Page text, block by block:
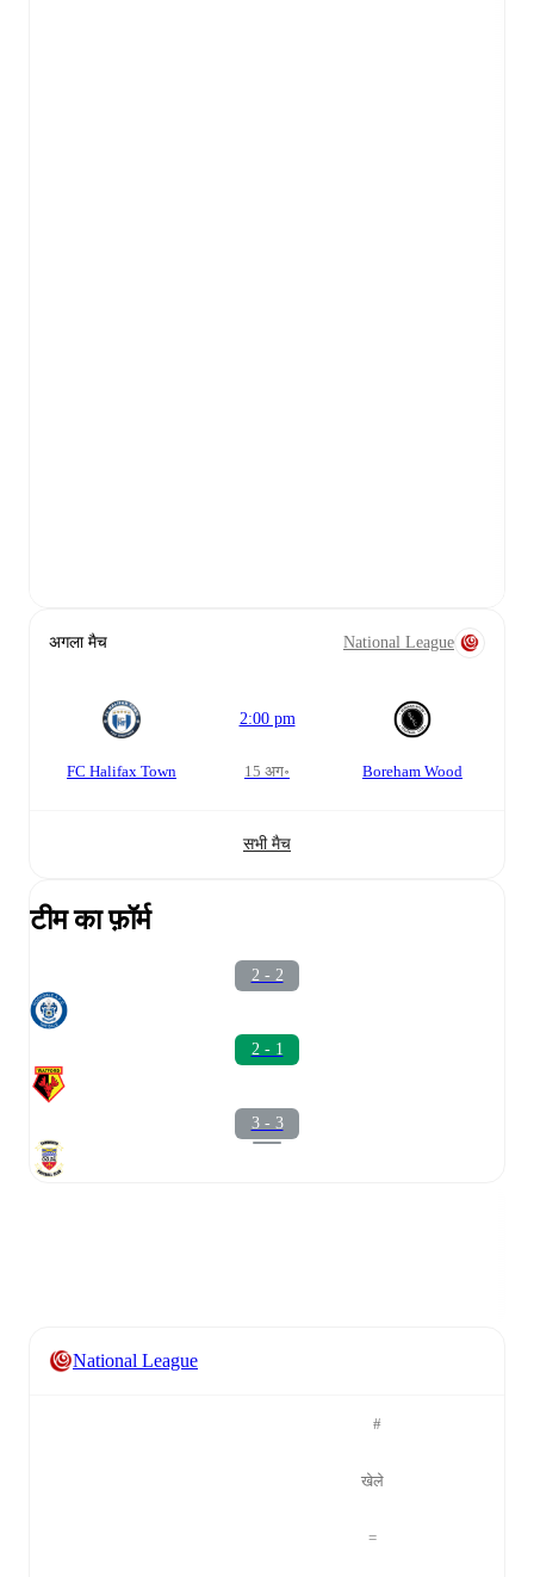
अगला मैच National League
FC Halifax Town
2:00 pm
15 अग॰ Boreham Wood
सभी मैच
टीम का फ़ॉर्म
2 - 2
2 - 1
3 - 3
National League
#
खेले
=